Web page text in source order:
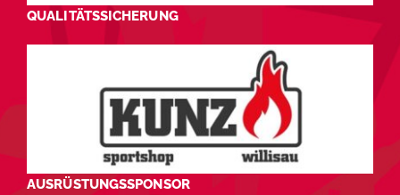
QUALITÄTSSICHERUNG
AUSRÜSTUNGSSPONSOR